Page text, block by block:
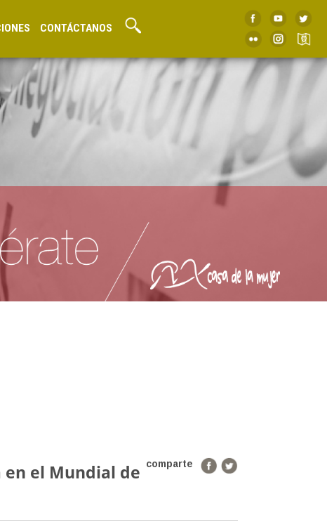
CONTÁCTANOS
comparte
en el Mundial de